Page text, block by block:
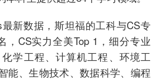
新数据，斯坦福的工科与CS专
，CS实力全美Top 1，细分专业
学工程、计算机工程、环境工
能、生物技术、数据科学、编程